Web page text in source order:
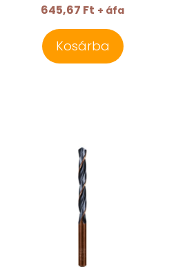
645,67 Ft + áfa
Kosárba